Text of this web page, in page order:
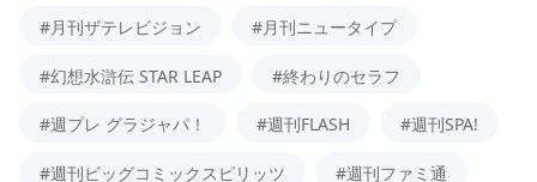
#月刊ザテレビジョン #月刊ニュータイプ
#幻想水滸伝 STAR LEAP #終わりのセラフ
#週プレ グラジャパ！ #週刊FLASH #週刊SPA!
#週刊ビッグコミックスピリッツ #週刊ファミ通